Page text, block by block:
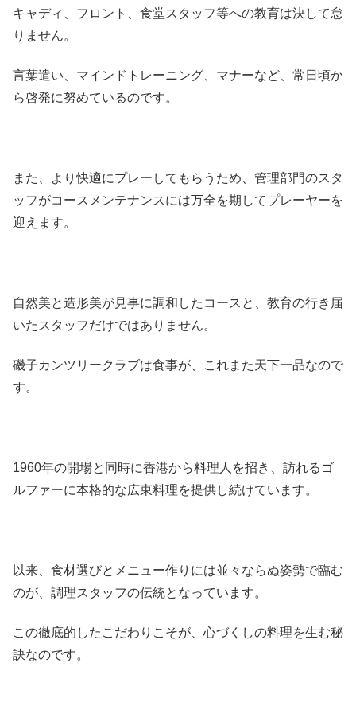
キャディ、フロント、食堂スタッフ等への教育は決して怠
りません。
言葉遣い、マインドトレーニング、マナーなど、常日頃か
ら啓発に努めているのです。
また、より快適にプレーしてもらうため、管理部門のスタ
ッフがコースメンテナンスには万全を期してプレーヤーを
迎えます。
自然美と造形美が見事に調和したコースと、教育の行き届
いたスタッフだけではありません。
磯子カンツリークラブは食事が、これまた天下一品なので
す。
1960年の開場と同時に香港から料理人を招き、訪れるゴ
ルファーに本格的な広東料理を提供し続けています。
以来、食材選びとメニュー作りには並々ならぬ姿勢で臨む
のが、調理スタッフの伝統となっています。
この徹底的したこだわりこそが、心づくしの料理を生む秘
訣なのです。